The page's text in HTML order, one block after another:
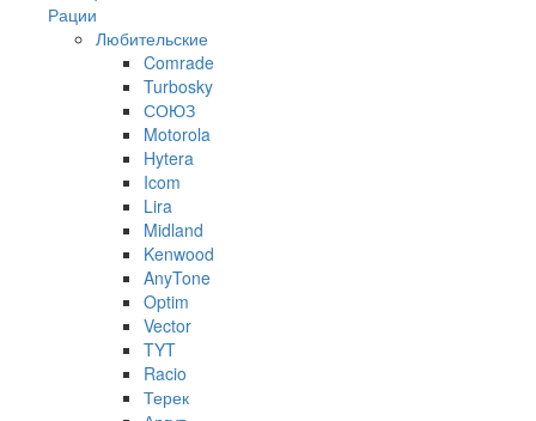
Рации
Любительские
Comrade
Turbosky
СОЮЗ
Motorola
Hytera
Icom
Lira
Midland
Kenwood
AnyTone
Optim
Vector
TYT
Racio
Терек